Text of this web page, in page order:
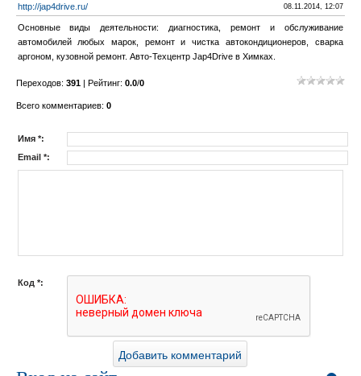
http://jap4drive.ru/ 08.11.2014, 12:07
Основные виды деятельности: диагностика, ремонт и обслуживание
автомобилей любых марок, ремонт и чистка автокондиционеров, сварка
аргоном, кузовной ремонт. Авто-Техцентр Jap4Drive в Химках.
Переходов: 391| Рейтинг: 0.0/0
Всего комментариев: 0
Имя *:
Email *:
Код *: